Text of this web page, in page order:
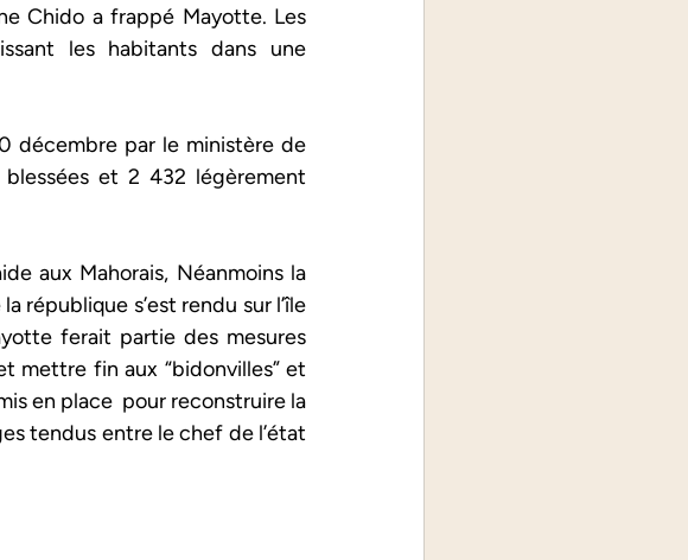
Chido a frappé Mayotte. Les
les habitants dans une
décembre par le ministère de
et 2 432 légèrement
aux Mahorais, Néanmoins la
république s’est rendu sur l’île
ferait partie des mesures
mettre fin aux “bidonvilles” et
en place  pour reconstruire la
tendus entre le chef de l’état